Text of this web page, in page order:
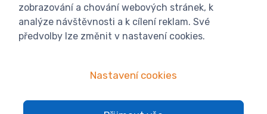
GDPR
Obchodní podmínky
Odstoupení od smlouvy
Program digitalizace
zobrazování a chování webových stránek, k
analýze návštěvnosti a k cílení reklam. Své
předvolby lze změnit v nastavení cookies.
Nastavení cookies